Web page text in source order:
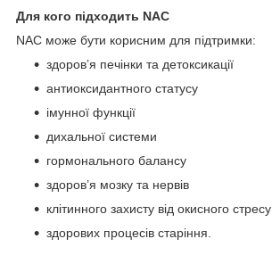
Для кого підходить NAC
NAC може бути корисним для підтримки:
здоров’я печінки та детоксикації
антиоксидантного статусу
імунної функції
дихальної системи
гормонального балансу
здоров’я мозку та нервів
клітинного захисту від окисного стресу
здорових процесів старіння.